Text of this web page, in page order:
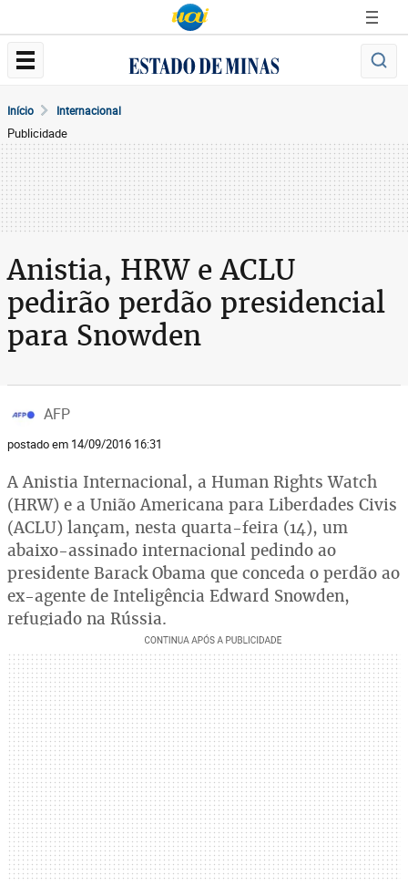
Início Internacional
Publicidade
Anistia, HRW e ACLU
pedirão perdão presidencial
para Snowden
AFP
postado em 14/09/2016 16:31
A Anistia Internacional, a Human Rights Watch
(HRW) e a União Americana para Liberdades Civis
(ACLU) lançam, nesta quarta-feira (14), um
abaixo-assinado internacional pedindo ao
presidente Barack Obama que conceda o perdão ao
ex-agente de Inteligência Edward Snowden,
refugiado na Rússia.